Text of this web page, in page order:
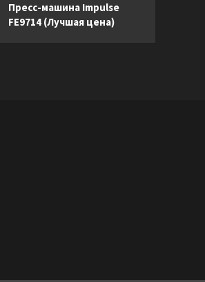
Пресс-машина Impulse
FE9714 (Лучшая цена)